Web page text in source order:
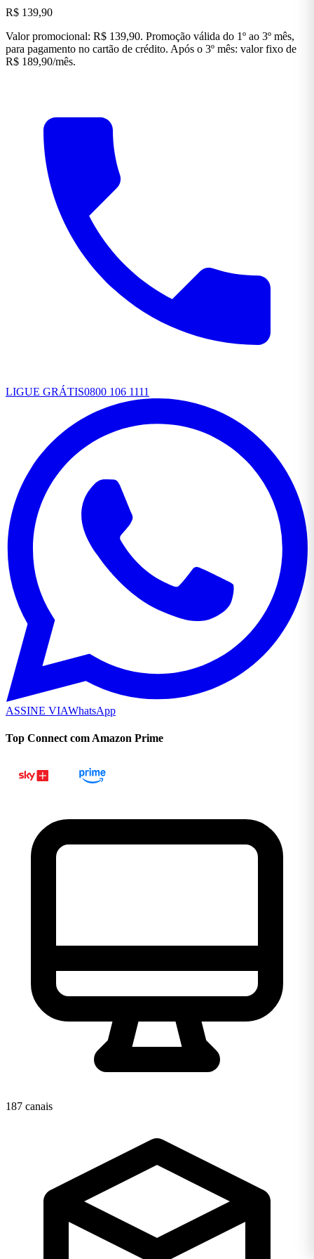
R$ 139,90
Valor promocional: R$ 139,90. Promoção válida do 1º ao 3º mês,
para pagamento no cartão de crédito. Após o 3º mês: valor fixo de
R$ 189,90/mês.
LIGUE GRÁTIS0800 106 1111
ASSINE VIAWhatsApp
Top Connect com Amazon Prime
187 canais